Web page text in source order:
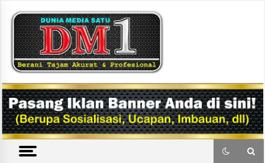
content
DM1